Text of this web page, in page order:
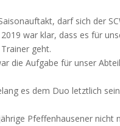
darf sich der
war klar, dass es für
geht.
die Aufgabe für unser
es dem Duo letztlich
Pfeffenhausener nicht